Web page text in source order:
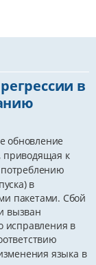
в
обновление
приводящая к
потреблению
в
пакетами. Сбой
вызван
исправления в
языка в